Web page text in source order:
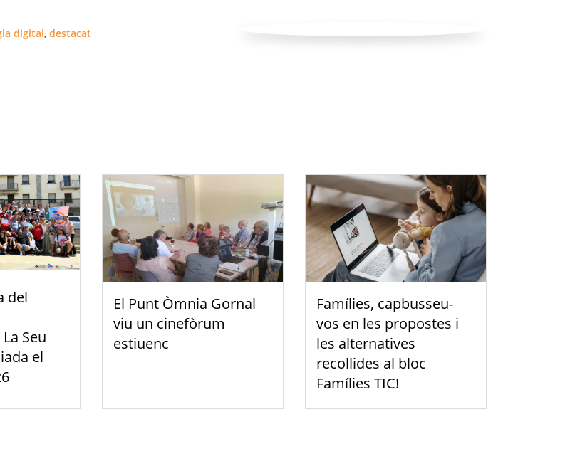
digital, destacat
del
Seu
el
El Punt Òmnia Gornal
viu un cinefòrum
estiuenc
Famílies, capbusseu-
vos en les propostes i
les alternatives
recollides al bloc
Famílies TIC!